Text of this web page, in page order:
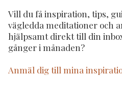
Vill du få inspiration, tips,
vägledda meditationer och
hjälpsamt direkt till din
gånger i månaden?
Anmäl dig till mina